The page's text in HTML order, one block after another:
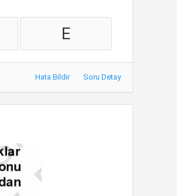
E
Hata Bildir Soru Detay